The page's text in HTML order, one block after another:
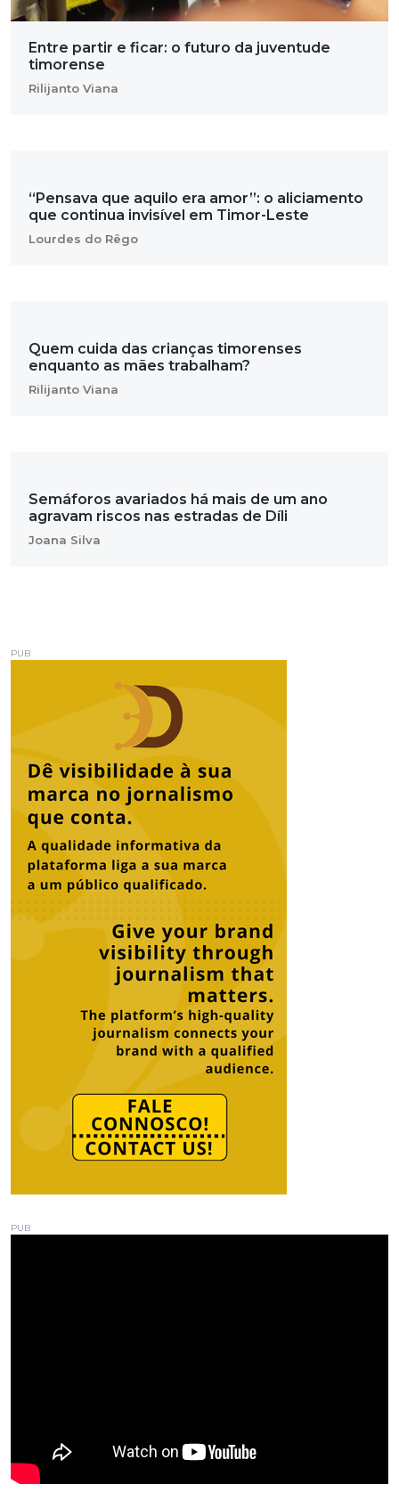
Entre partir e ficar: o futuro da juventude
timorense
Rilijanto Viana
“Pensava que aquilo era amor”: o aliciamento
que continua invisível em Timor-Leste
Lourdes do Rêgo
Quem cuida das crianças timorenses
enquanto as mães trabalham?
Rilijanto Viana
Semáforos avariados há mais de um ano
agravam riscos nas estradas de Díli
Joana Silva
PUB
PUB